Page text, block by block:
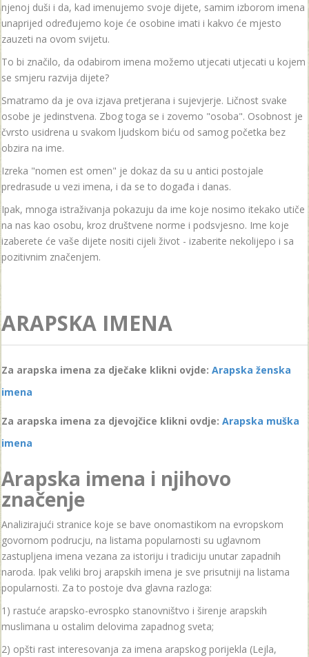
njenoj duši i da, kad imenujemo svoje dijete, samim izborom imena
unaprijed određujemo koje će osobine imati i kakvo će mjesto
zauzeti na ovom svijetu.
To bi značilo, da odabirom imena možemo utjecati utjecati u kojem
se smjeru razvija dijete?
Smatramo da je ova izjava pretjerana i sujevjerje. Ličnost svake
osobe je jedinstvena. Zbog toga se i zovemo "osoba". Osobnost je
čvrsto usidrena u svakom ljudskom biću od samog početka bez
obzira na ime.
Izreka "nomen est omen" je dokaz da su u antici postojale
predrasude u vezi imena, i da se to događa i danas.
Ipak, mnoga istraživanja pokazuju da ime koje nosimo itekako utiče
na nas kao osobu, kroz društvene norme i podsvjesno. Ime koje
izaberete će vaše dijete nositi cijeli život - izaberite nekolijepo i sa
pozitivnim značenjem.
ARAPSKA IMENA
Za arapska imena za dječake klikni ovjde: Arapska ženska
imena
Za arapska imena za djevojčice klikni ovdje: Arapska muška
imena
Arapska imena i njihovo
značenje
Analizirajući stranice koje se bave onomastikom na evropskom
govornom podrucju, na listama popularnosti su uglavnom
zastupljena imena vezana za istoriju i tradiciju unutar zapadnih
naroda. Ipak veliki broj arapskih imena je sve prisutniji na listama
popularnosti. Za to postoje dva glavna razloga:
1) rastuće arapsko-evrospko stanovništvo i širenje arapskih
muslimana u ostalim delovima zapadnog sveta;
2) opšti rast interesovanja za imena arapskog porijekla (Lejla,